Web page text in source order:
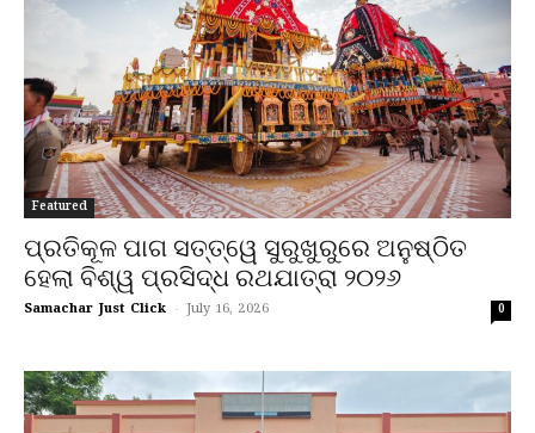
Featured
ପ୍ରତିକୂଳ ପାଗ ସତ୍ତ୍ୱେ ସୁରୁଖୁରୁରେ ଅନୁଷ୍ଠିତ
ହେଲା ବିଶ୍ୱ ପ୍ରସିଦ୍ଧ ରଥଯାତ୍ରା ୨୦୨୬
Samachar Just Click - July 16, 2026 0